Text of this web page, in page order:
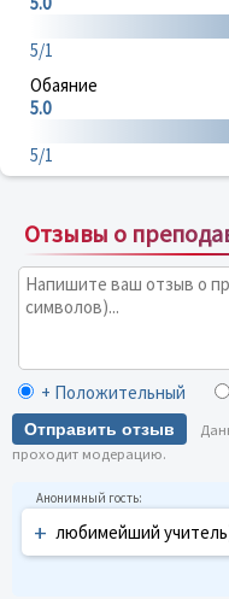
5/1
Обаяние
5.0
5/1
Отзывы о
+ Положительный
Отправить отзыв
проходит модерацию.
+ любимейший